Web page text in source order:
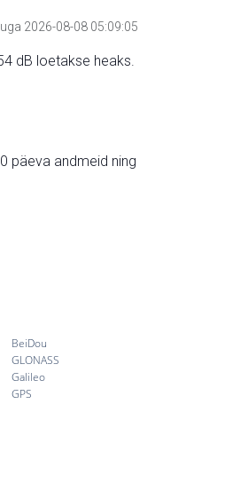
2026-08-08 05:09:05
dB loetakse heaks.
päeva andmeid ning
BeiDou
GLONASS
Galileo
GPS